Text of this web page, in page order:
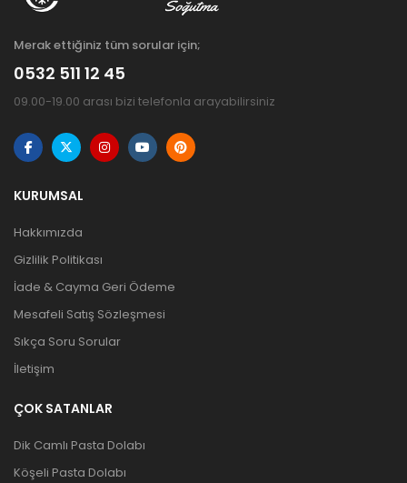
Merak ettiğiniz tüm sorular için;
0532 511 12 45
09.00-19.00 arası bizi telefonla arayabilirsiniz
KURUMSAL
Hakkımızda
Gizlilik Politikası
İade & Cayma Geri Ödeme
Mesafeli Satış Sözleşmesi
Sıkça Soru Sorular
İletişim
ÇOK SATANLAR
Dik Camlı Pasta Dolabı
Köşeli Pasta Dolabı